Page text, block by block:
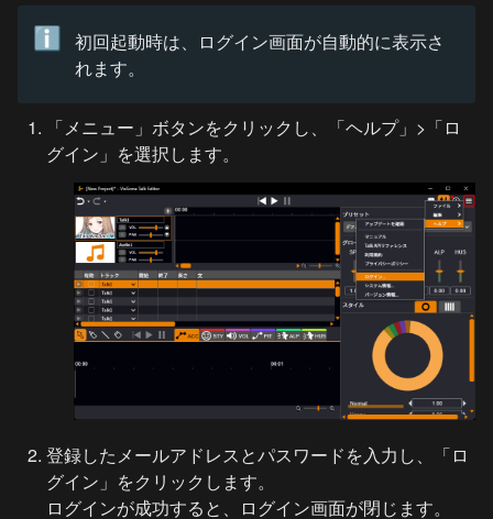
ℹ️
初回起動時は、ログイン画面が自動的に表示さ
れます。
「メニュー」ボタンをクリックし、「ヘルプ」>「ロ
グイン」を選択します。
登録したメールアドレスとパスワードを入力し、「ロ
グイン」をクリックします。
ログインが成功すると、ログイン画面が閉じます。